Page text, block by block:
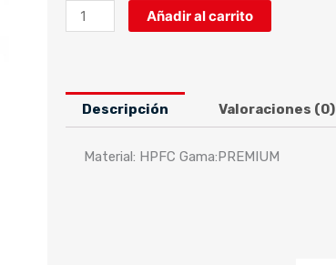
LS2
FF327
BLUE
RED
Añadir al carrito
Descripción Valoraciones (0)
Material: HPFC Gama:PREMIUM